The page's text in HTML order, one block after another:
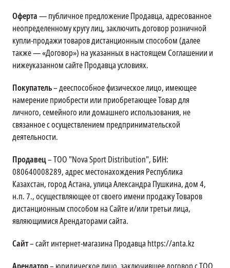
Оферта— публичное предложение Продавца, адресованное
неопределенному кругу лиц, заключить договор розничной
купли-продажи товаров дистанционным способом (далее
также — «Договор») на указанных в настоящем Соглашении и
нижеуказанном сайте Продавца условиях.
Покупатель– дееспособное физическое лицо, имеющее
намерение приобрести или приобретающее Товар для
личного, семейного или домашнего использования, не
связанное с осуществлением предпринимательской
деятельности.
Продавец– ТОО "Nova Sport Distribution", БИН:
080640008289, адрес местонахождения Республика
Казахстан, город Астана, улица Александра Пушкина, дом 4,
н.п. 7., осуществляющее от своего имени продажу Товаров
дистанционным способом на Сайте и/или третьи лица,
являющимися Арендаторами сайта.
Сайт– сайт интернет-магазина Продавца https://anta.kz